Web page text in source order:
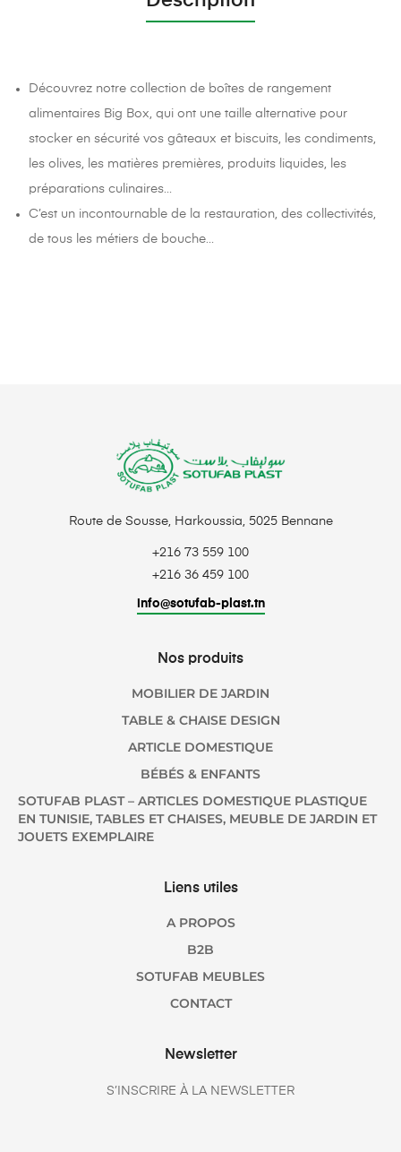
Découvrez notre collection de boîtes de rangement
alimentaires Big Box, qui ont une taille alternative pour
stocker en sécurité vos gâteaux et biscuits, les condiments,
les olives, les matières premières, produits liquides, les
préparations culinaires…
C’est un incontournable de la restauration, des collectivités,
de tous les métiers de bouche…
Route de Sousse, Harkoussia, 5025 Bennane
+216 73 559 100
+216 36 459 100
info@sotufab-plast.tn
Nos produits
MOBILIER DE JARDIN
TABLE & CHAISE DESIGN
ARTICLE DOMESTIQUE
BÉBÉS & ENFANTS
SOTUFAB PLAST – ARTICLES DOMESTIQUE PLASTIQUE
EN TUNISIE, TABLES ET CHAISES, MEUBLE DE JARDIN ET
JOUETS EXEMPLAIRE
Liens utiles
A PROPOS
B2B
SOTUFAB MEUBLES
CONTACT
Newsletter
S’INSCRIRE À LA NEWSLETTER